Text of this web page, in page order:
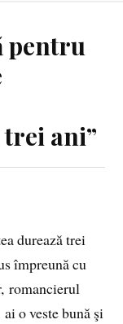
pentru
trei ani”
durează trei
împreună cu
romancierul
o veste bună şi